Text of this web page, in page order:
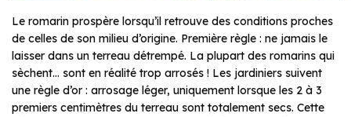
Le romarin prospère lorsqu’il retrouve des conditions proches
de celles de son milieu d’origine. Première règle : ne jamais le
laisser dans un terreau détrempé. La plupart des romarins qui
sèchent… sont en réalité trop arrosés ! Les jardiniers suivent
une règle d’or : arrosage léger, uniquement lorsque les 2 à 3
premiers centimètres du terreau sont totalement secs. Cette